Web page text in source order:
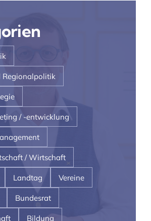
Regionalpolitik
/ -entwicklung
/ Wirtschaft
Landtag Vereine
Bundesrat
Bildung